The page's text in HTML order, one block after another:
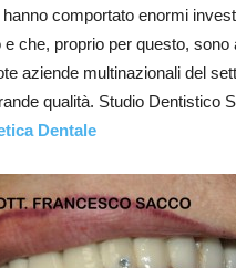
comportato enormi
che, proprio per questo, sono
aziende multinazionali del
qualità. Studio Dentistico
Dentale